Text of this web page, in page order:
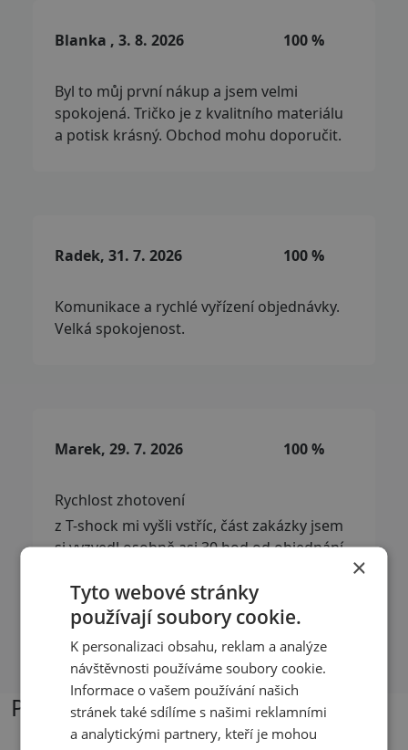
Blanka , 3. 8. 2026 100 %
Byl to můj první nákup a jsem velmi
spokojená. Tričko je z kvalitního materiálu
a potisk krásný. Obchod mohu doporučit.
Radek, 31. 7. 2026 100 %
Komunikace a rychlé vyřízení objednávky.
Velká spokojenost.
Marek, 29. 7. 2026 100 %
Rychlost zhotovení
z T-shock mi vyšli vstříc, část zakázky jsem
si vyzvedl osobně asi 30 hod od objednání,
Přečíst další recenze
Podobné produkty
×
Tyto webové stránky
používají soubory cookie.
K personalizaci obsahu, reklam a analýze
návštěvnosti používáme soubory cookie.
Informace o vašem používání našich
stránek také sdílíme s našimi reklamními
a analytickými partnery, kteří je mohou